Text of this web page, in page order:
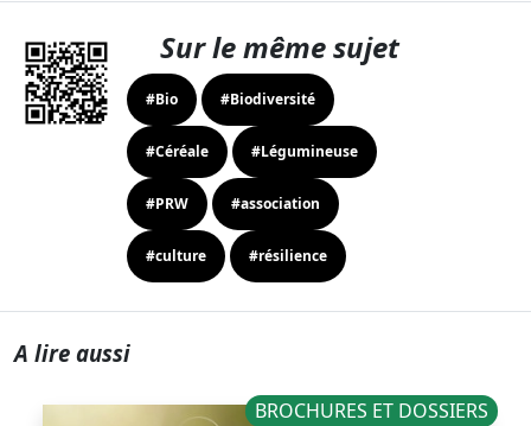
Sur le même sujet
#Bio #Biodiversité
#Céréale #Légumineuse
#PRW #association
#culture #résilience
A lire aussi
BROCHURES ET DOSSIERS